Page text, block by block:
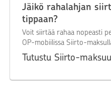
Jäikö rahalahjan
tippaan?
Voit siirtää rahaa nopeasti
OP-mobiilissa Siirto-
Tutustu Siirto-